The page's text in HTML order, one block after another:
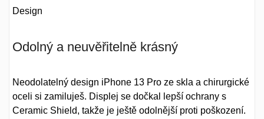
Design
Odolný a neuvěřitelně krásný
Neodolatelný design iPhone 13 Pro ze skla a chirurgické
oceli si zamiluješ. Displej se dočkal lepší ochrany s
Ceramic Shield, takže je ještě odolnější proti poškození.